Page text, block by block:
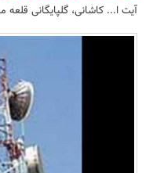
آیت ا... کاشانی، گلپایگانی قلعه میر و استقلال